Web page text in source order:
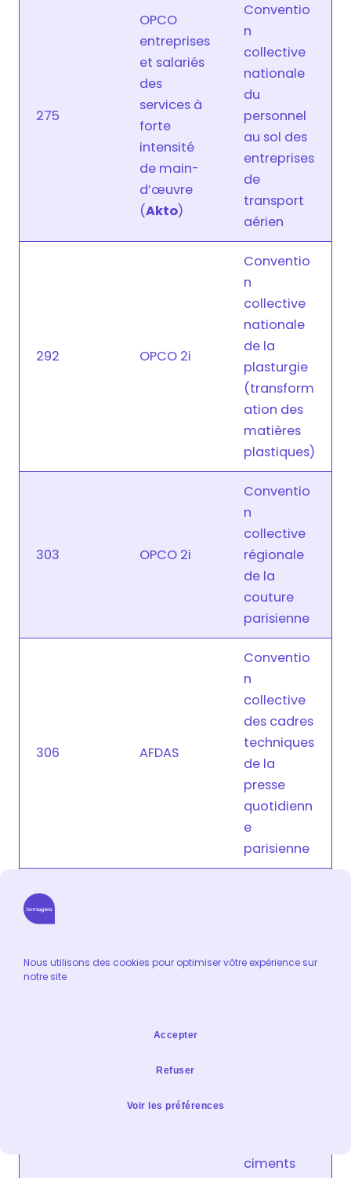
Nous utilisons des cookies pour optimiser vôtre expérience sur
notre site
Accepter
Refuser
Voir les préférences
275
OPCO
entreprises
et salariés
des
services à
forte
intensité
de main-
d’œuvre
(Akto)
Conventio
n
collective
nationale
du
personnel
au sol des
entreprises
de
transport
aérien
292 OPCO 2i
Conventio
n
collective
nationale
de la
plasturgie
(transform
ation des
matières
plastiques)
303 OPCO 2i
Conventio
n
collective
régionale
de la
couture
parisienne
306 AFDAS
Conventio
n
collective
des cadres
techniques
de la
presse
quotidienn
e
parisienne
du
ciments